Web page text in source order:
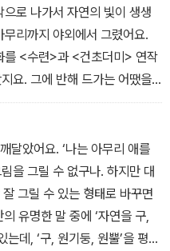
이름을 밝히지 않았을 것 같
사정이 있었습니다. - 제7장
의 빅 대디, 모네가 <수련> 연
로 나가서 자연의 빛이 생생
리까지 야외에서 그렸어요.
를 <수련>과 <건초더미> 연작
요. 그에 반해 드가는 어땠을
?
레는 야외에서 공연하지 않으
눈병인 ‘눈부심 병’을 앓았다
깥의 빛을 싫어했다고 해요. 그
조명의 효과를 추구했습니다.
지 못한 은밀한 사생활
달았어요. ‘나는 아무리 애를
을 그릴 수 없구나. 하지만 대
그릴 수 있는 형태로 바꾸면
유명한 말 중에 ‘자연을 구,
데, ‘구, 원기둥, 원뿔’을 평면